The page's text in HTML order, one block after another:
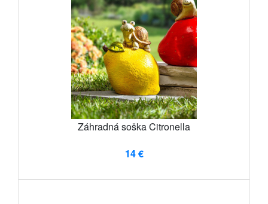
Záhradná soška Citronella
14 €